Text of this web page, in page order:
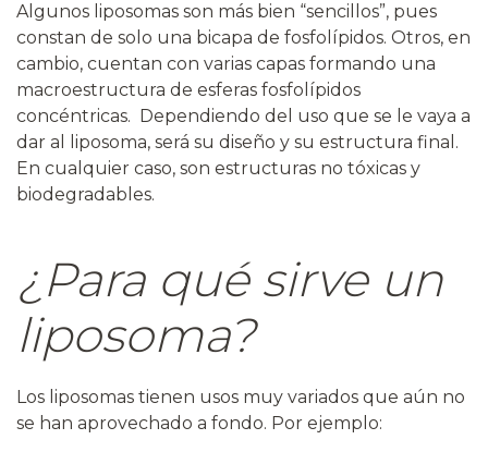
Algunos liposomas son más bien “sencillos”, pues
constan de solo una bicapa de fosfolípidos. Otros, en
cambio, cuentan con varias capas formando una
macroestructura de esferas fosfolípidos
concéntricas. Dependiendo del uso que se le vaya a
dar al liposoma, será su diseño y su estructura final.
En cualquier caso, son estructuras no tóxicas y
biodegradables.
¿Para qué sirve un
liposoma?
Los liposomas tienen usos muy variados que aún no
se han aprovechado a fondo. Por ejemplo: